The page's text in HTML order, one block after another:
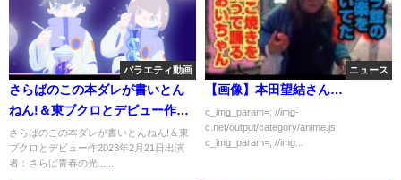
バラエティ動画
さらばのこの本ダレが書いとん
ねん!＆東ブクロとデビュー作
2023年2月21日
さらばのこの本ダレが書いとんねん!＆東
ブクロとデビュー作2023年2月21日出演
者：さらば青春の光......
ニュース
【画像】本田望結さん…
c_img_param=; //img-
c.net/output/category/anime.js
c_img_param=; //img...